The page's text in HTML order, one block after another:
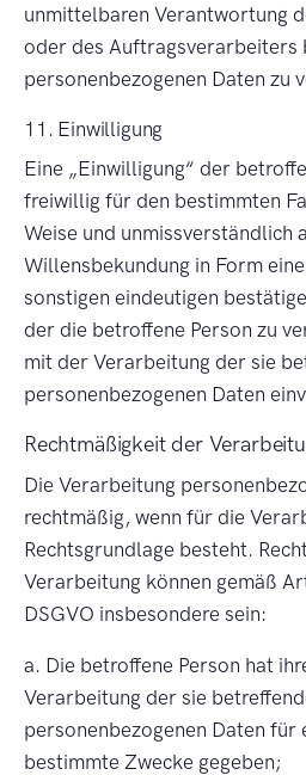
unmittelbaren Verantwortung
oder des Auftragsverarbeiters
personenbezogenen Daten zu
11. Einwilligung
Eine
Einwilligung
der
freiwillig für den bestimmten
Weise und unmissverständlich
Willensbekundung in Form
sonstigen eindeutigen
der die betroffene Person zu
mit der Verarbeitung der sie
personenbezogenen Daten
Rechtmäßigkeit der
Die Verarbeitung
rechtmäßig, wenn für die
Rechtsgrundlage besteht.
Verarbeitung können gemäß
DSGVO insbesondere sein:
a. Die betroffene Person hat
Verarbeitung der sie
personenbezogenen Daten für
bestimmte Zwecke gegeben;